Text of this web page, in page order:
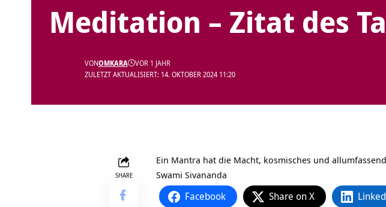
Meditation – Zitat des
ZULETZT AKTUALISIERT: 14. OKTOBER 2024 11:20
VONOMKARA VOR 1 JAHR
SHARE
Ein Mantra hat die Macht, kosmisches und
Swami Sivananda
Facebook Share on X